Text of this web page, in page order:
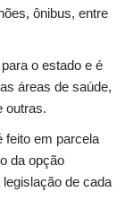
ônibus, entre
o estado e é
áreas de saúde,
outras.
feito em parcela
da opção
de cada